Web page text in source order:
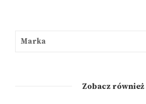
Marka
Zobacz również